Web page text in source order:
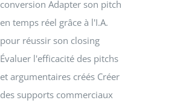
conversion Adapter son pitch
en temps réel grâce à l'I.A.
pour réussir son closing
Évaluer l'efficacité des pitchs
et argumentaires créés Créer
des supports commerciaux